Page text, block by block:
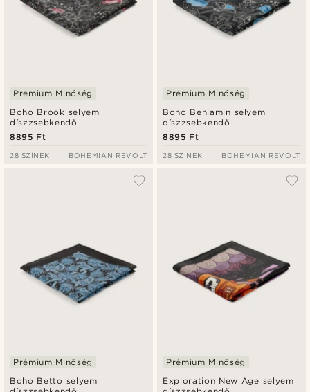
Boho Brook selyem
díszzsebkendő
Prémium Minőség
8895 Ft
28 SZÍNEK BOHEMIAN REVOLT
Boho Benjamin selyem
díszzsebkendő
Prémium Minőség
8895 Ft
28 SZÍNEK BOHEMIAN REVOLT
Boho Betto selyem
Prémium Minőség
Exploration New Age selyem
Prémium Minőség